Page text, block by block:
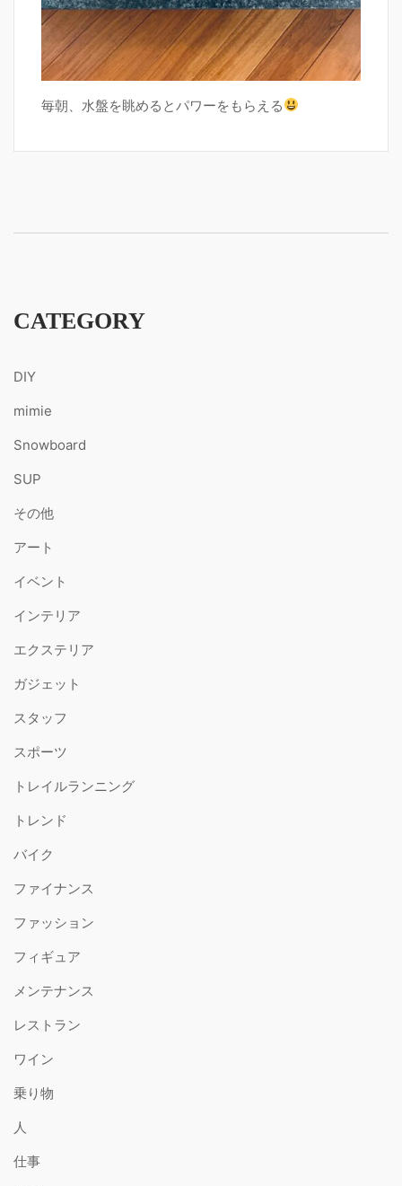
毎朝、水盤を眺めるとパワーをもらえる
CATEGORY
DIY
mimie
Snowboard
SUP
その他
アート
イベント
インテリア
エクステリア
ガジェット
スタッフ
スポーツ
トレイルランニング
トレンド
バイク
ファイナンス
ファッション
フィギュア
メンテナンス
レストラン
ワイン
乗り物
人
仕事